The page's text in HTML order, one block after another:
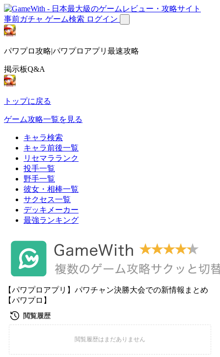
事前ガチャ ゲーム検索 ログイン
パワプロ攻略|パワプロアプリ最速攻略
掲示板Q&A
トップに戻る
ゲーム攻略一覧を見る
キャラ検索
キャラ前後一覧
リセマラランク
投手一覧
野手一覧
彼女・相棒一覧
サクセス一覧
デッキメーカー
最強ランキング
【パワプロアプリ】パワチャン決勝大会での新情報まとめ
【パワプロ】